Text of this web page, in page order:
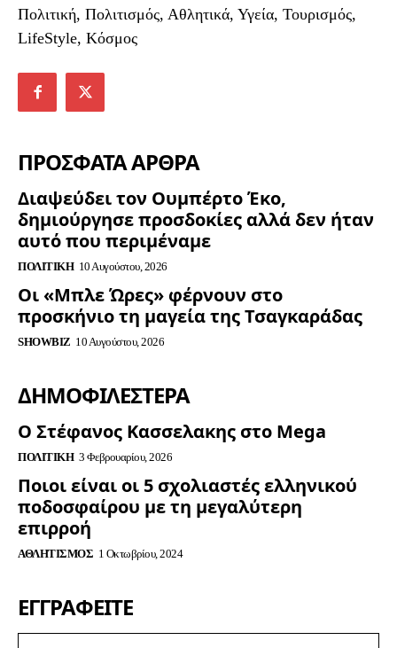
Πολιτική, Πολιτισμός, Αθλητικά, Υγεία, Τουρισμός,
LifeStyle, Κόσμος
ΠΡΟΣΦΑΤΑ ΑΡΘΡΑ
Διαψεύδει τον Ουμπέρτο Έκο,
δημιούργησε προσδοκίες αλλά δεν ήταν
αυτό που περιμέναμε
ΠΟΛΙΤΙΚΉ 10 Αυγούστου, 2026
Οι «Μπλε Ώρες» φέρνουν στο
προσκήνιο τη μαγεία της Τσαγκαράδας
SHOWBIZ 10 Αυγούστου, 2026
ΔΗΜΟΦΙΛΈΣΤΕΡΑ
Ο Στέφανος Κασσελακης στο Mega
ΠΟΛΙΤΙΚΉ 3 Φεβρουαρίου, 2026
Ποιοι είναι οι 5 σχολιαστές ελληνικού
ποδοσφαίρου με τη μεγαλύτερη
επιρροή
ΑΘΛΗΤΙΣΜΌΣ 1 Οκτωβρίου, 2024
ΕΓΓΡΑΦΕΊΤΕ